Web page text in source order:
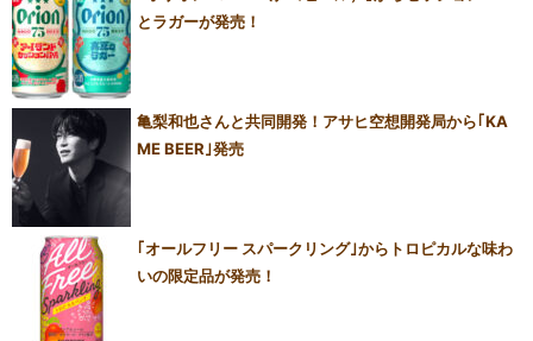
とラガーが発売！
亀梨和也さんと共同開発！アサヒ空想開発局から｢KA
ME BEER｣発売
｢オールフリー スパークリング｣からトロピカルな味わ
いの限定品が発売！